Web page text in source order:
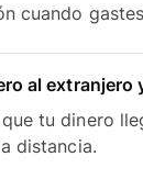
cuando
al extranjero
tu dinero
distancia.